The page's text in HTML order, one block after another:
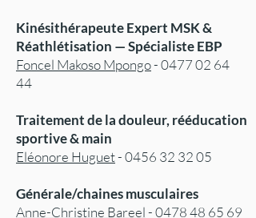
Kinésithérapeute Expert MSK &
Réathlétisation — Spécialiste EBP
Foncel Makoso Mpongo- 0477 02 64
44
Traitement de la douleur, rééducation
sportive & main
Eléonore Huguet-0456 32 32 05
Générale/chaines musculaires
Anne-Christine Bareel-0478 48 65 69